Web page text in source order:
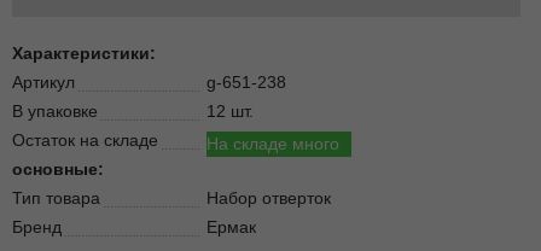
Характеристики:
Артикул
g-651-238
В упаковке
12 шт.
Остаток на складе
На складе много
основные:
Тип товара
Набор отверток
Бренд
Ермак